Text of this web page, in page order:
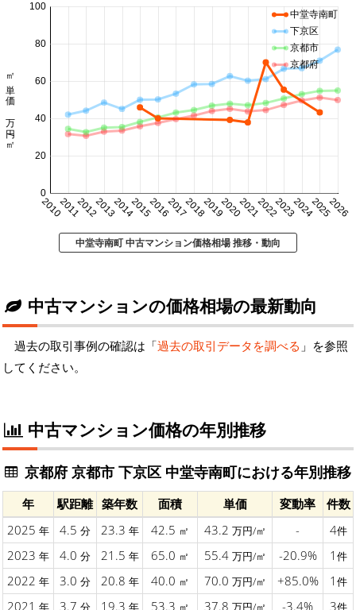
20102011201220132014201520162017201820192020202120222023202420252026
0
20
40
60
80
100
㎡単価 万円/㎡
中堂寺南町
下京区
京都市
京都府
中堂寺南町 中古マンション価格相場 推移・動向
中古マンションの価格相場の最新動向
過去の取引事例の確認は「過去の取引データを調べる 」を参照
してください。
中古マンション価格の年別推移
京都府 京都市 下京区 中堂寺南町における年別推移
年 駅距離 築年数 面積 単価 変動率
件数
2025 年 4.5 分 23.3 年 42.5 ㎡ 43.2 万円/㎡ - 4件
2023 年 4.0 分 21.5 年 65.0 ㎡ 55.4 万円/㎡ -20.9% 1 件
2022 年 3.0 分 20.8 年 40.0 ㎡ 70.0 万円/㎡ +85.0% 1 件
2021 年 3.7 分 19.3 年 53.3 ㎡ 37.8 万円/㎡ -3.4% 3件